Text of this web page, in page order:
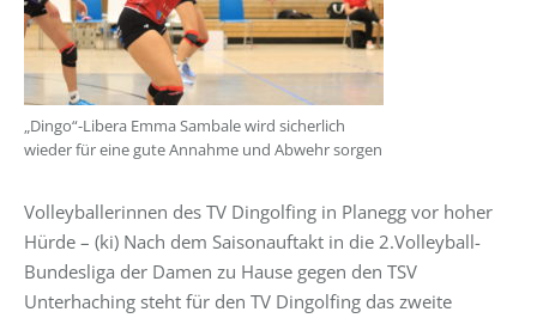
„Dingo“-Libera Emma Sambale wird sicherlich
wieder für eine gute Annahme und Abwehr sorgen
Volleyballerinnen des TV Dingolfing in Planegg vor hoher
Hürde – (ki) Nach dem Saisonauftakt in die 2.Volleyball-
Bundesliga der Damen zu Hause gegen den TSV
Unterhaching steht für den TV Dingolfing das zweite